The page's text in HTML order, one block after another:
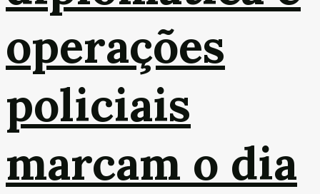
operações
policiais
marcam o dia